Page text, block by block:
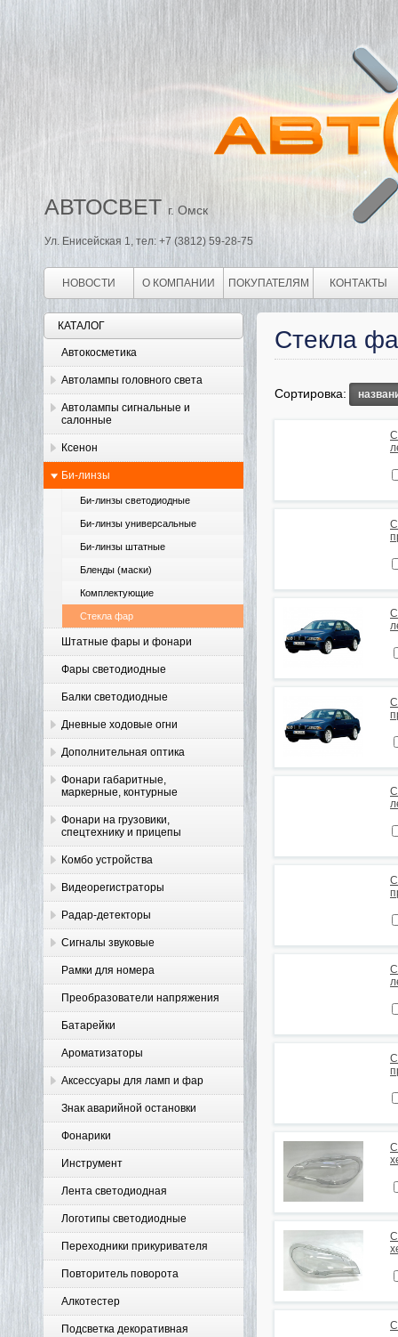
АВТОСВЕТ г. Омск
Ул. Енисейская 1, тел: +7 (3812) 59-28-75
НОВОСТИ О КОМПАНИИ ПОКУПАТЕЛЯМ КОНТАКТЫ
КАТАЛОГ
Автокосметика
Автолампы головного света
Автолампы сигнальные и
салонные
Ксенон
Би-линзы
Би-линзы светодиодные
Би-линзы универсальные
Би-линзы штатные
Бленды (маски)
Комплектующие
Стекла фар
Штатные фары и фонари
Фары светодиодные
Балки светодиодные
Дневные ходовые огни
Дополнительная оптика
Фонари габаритные,
маркерные, контурные
Фонари на грузовики,
спецтехнику и прицепы
Комбо устройства
Видеорегистраторы
Радар-детекторы
Сигналы звуковые
Рамки для номера
Преобразователи напряжения
Батарейки
Ароматизаторы
Аксессуары для ламп и фар
Знак аварийной остановки
Фонарики
Инструмент
Лента светодиодная
Логотипы светодиодные
Переходники прикуривателя
Повторитель поворота
Алкотестер
Подсветка декоративная
Стекла
Сортировка: